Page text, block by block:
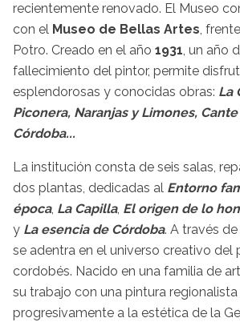
recientemente renovado. El Museo
con el Museo de Bellas Artes,
Potro. Creado en el año 1931, un año
fallecimiento del pintor, permite
esplendorosas y conocidas obras: La
Piconera, Naranjas y Limones,
Córdoba...
La institución consta de seis salas,
dos plantas, dedicadas al Entorno
época, La Capilla, El origen de lo
y La esencia de Córdoba. A través
se adentra en el universo creativo del
cordobés. Nacido en una familia de
su trabajo con una pintura
progresivamente a la estética de la